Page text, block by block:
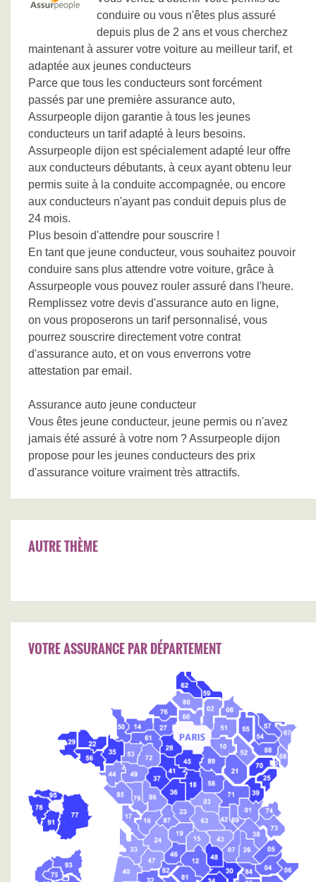
conduire ou vous n'êtes plus assuré
depuis plus de 2 ans et vous cherchez
maintenant à assurer votre voiture au meilleur tarif, et
adaptée aux jeunes conducteurs
Parce que tous les conducteurs sont forcément
passés par une première assurance auto,
Assurpeople dijon garantie à tous les jeunes
conducteurs un tarif adapté à leurs besoins.
Assurpeople dijon est spécialement adapté leur offre
aux conducteurs débutants, à ceux ayant obtenu leur
permis suite à la conduite accompagnée, ou encore
aux conducteurs n'ayant pas conduit depuis plus de
24 mois.
Plus besoin d'attendre pour souscrire !
En tant que jeune conducteur, vous souhaitez pouvoir
conduire sans plus attendre votre voiture, grâce à
Assurpeople vous pouvez rouler assuré dans l'heure.
Remplissez votre devis d'assurance auto en ligne,
on vous proposerons un tarif personnalisé, vous
pourrez souscrire directement votre contrat
d'assurance auto, et on vous enverrons votre
attestation par email.
Assurance auto jeune conducteur
Vous êtes jeune conducteur, jeune permis ou n'avez
jamais été assuré à votre nom ? Assurpeople dijon
propose pour les jeunes conducteurs des prix
d'assurance voiture vraiment très attractifs.
AUTRE THÈME
VOTRE ASSURANCE PAR DÉPARTEMENT